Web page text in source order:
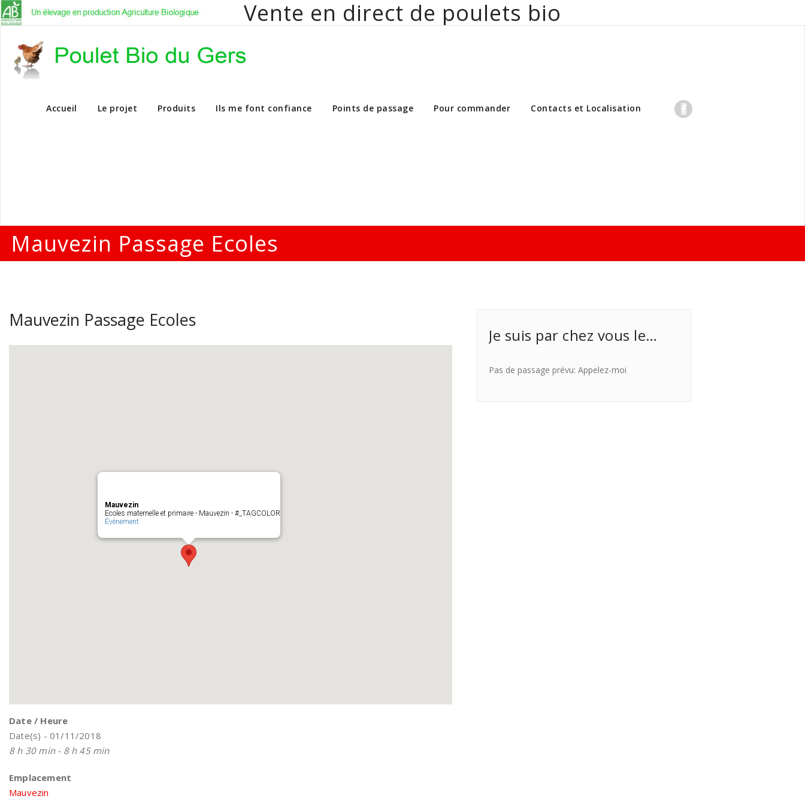
Vente en direct de poulets bio
Vente en direct de poulets bio aux particuliers et professionnels
Accueil Le projet Produits Ils me font confiance Points de passage Pour commander Contacts et Localisation
Mauvezin Passage Ecoles
Mauvezin Passage Ecoles
Mauvezin
Ecoles maternelle et primaire - Mauvezin - #_TAGCOLOR
Évènement
Date / Heure
Date(s) - 01/11/2018
8 h 30 min - 8 h 45 min
Emplacement
Mauvezin
Je suis par chez vous le…
Pas de passage prévu: Appelez-moi